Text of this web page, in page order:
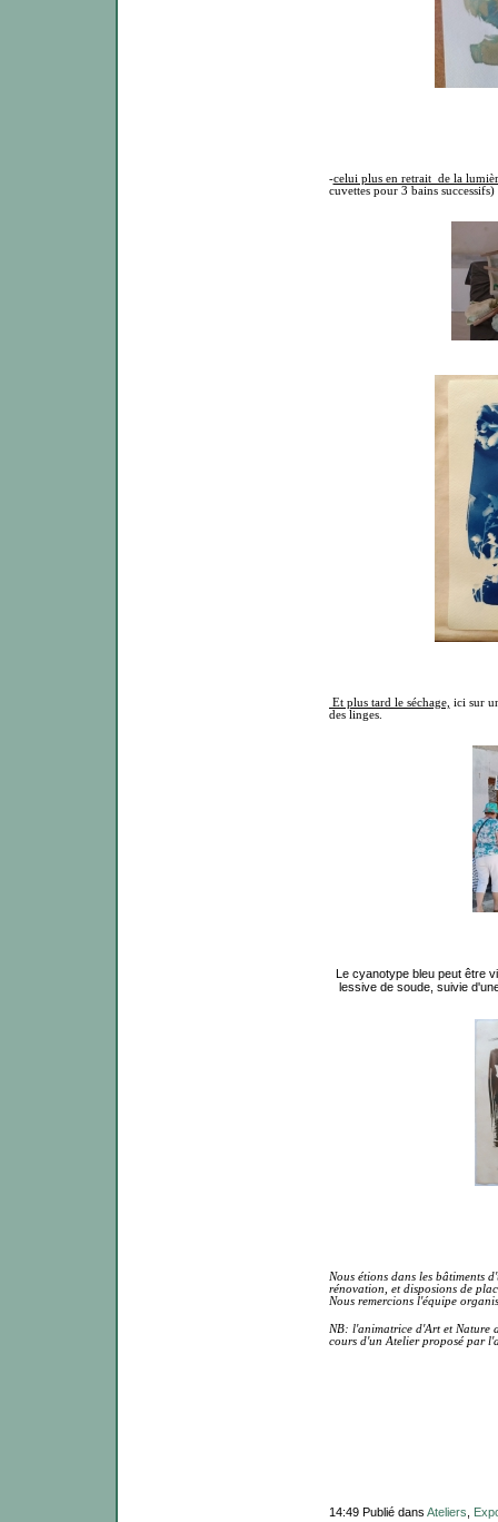
-celui plus en retrait de la
cuvettes pour 3 bains successifs)
Et plus tard le séchage, ici sur
des linges.
Le cyanotype bleu peut être
lessive de soude, suivie
Nous étions dans les bâtiments
rénovation, et disposions de
Nous remercions l'équipe
NB: l'animatrice d'Art et Nature
cours d'un Atelier proposé par
14:49 Publié dans Ateliers